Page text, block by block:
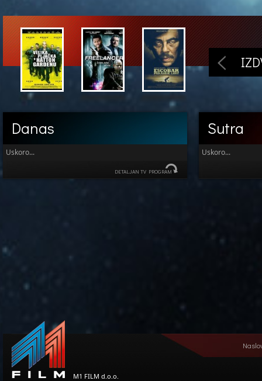
Danas
Uskoro...
DETALJAN TV PROGRAM
Sutra
Uskoro...
M1 FILM d.o.o.